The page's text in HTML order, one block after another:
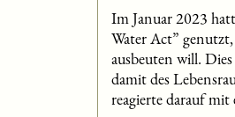
Im Januar 2023
Water Act”
ausbeuten will.
damit des
reagierte darauf mit